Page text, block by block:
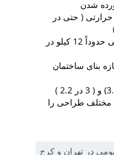
شدن
( حتی در
سبکتر نسبت به دیگر مصالح سنتی حدوداً 12 کیلو در
بنای ساختمان
مختلف طراحی را
در تهران و کرج